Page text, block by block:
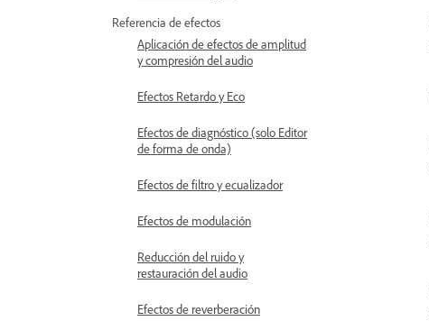
Referencia de efectos
Aplicación de efectos de amplitud
y compresión del audio
Efectos Retardo y Eco
Efectos de diagnóstico (solo Editor
de forma de onda)
Efectos de filtro y ecualizador
Efectos de modulación
Reducción del ruido y
restauración del audio
Efectos de reverberación